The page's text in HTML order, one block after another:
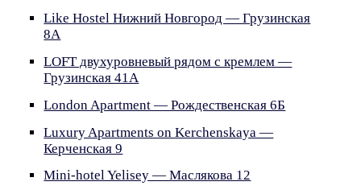
Like Hostel Нижний Новгород — Грузинская
8А
LOFT двухуровневый рядом с кремлем —
Грузинская 41А
London Apartment — Рождественская 6Б
Luxury Apartments on Kerchenskaya —
Керченская 9
Mini-hotel Yelisey — Маслякова 12